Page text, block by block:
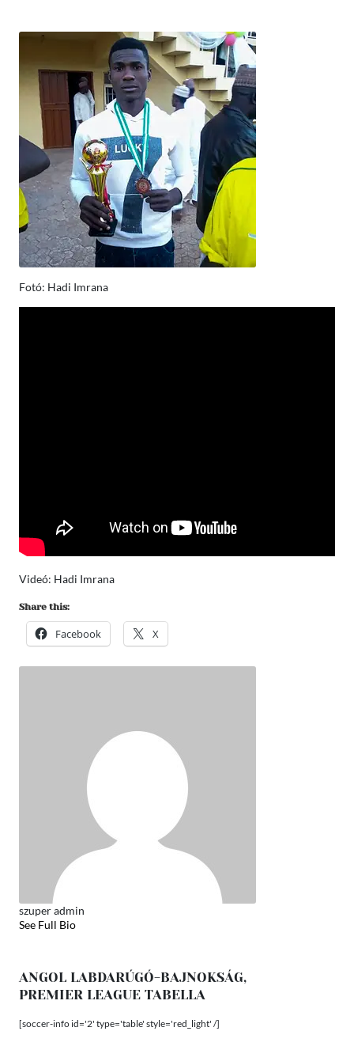
Fotó: Hadi Imrana
Videó: Hadi Imrana
Share this:
Facebook X
szuper admin
See Full Bio
ANGOL LABDARÚGÓ-BAJNOKSÁG,
PREMIER LEAGUE TABELLA
[soccer-info id='2' type='table' style='red_light' /]